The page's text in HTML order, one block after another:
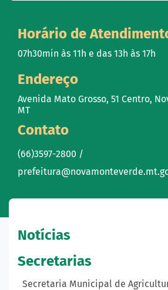
Horário de
07h30min às 11h e das 13h às 17h
Endereço
Avenida Mato Grosso, 51 Centro,
MT
Contato
(66)3597-2800 /
Notícias
Secretarias
Secretaria Municipal de